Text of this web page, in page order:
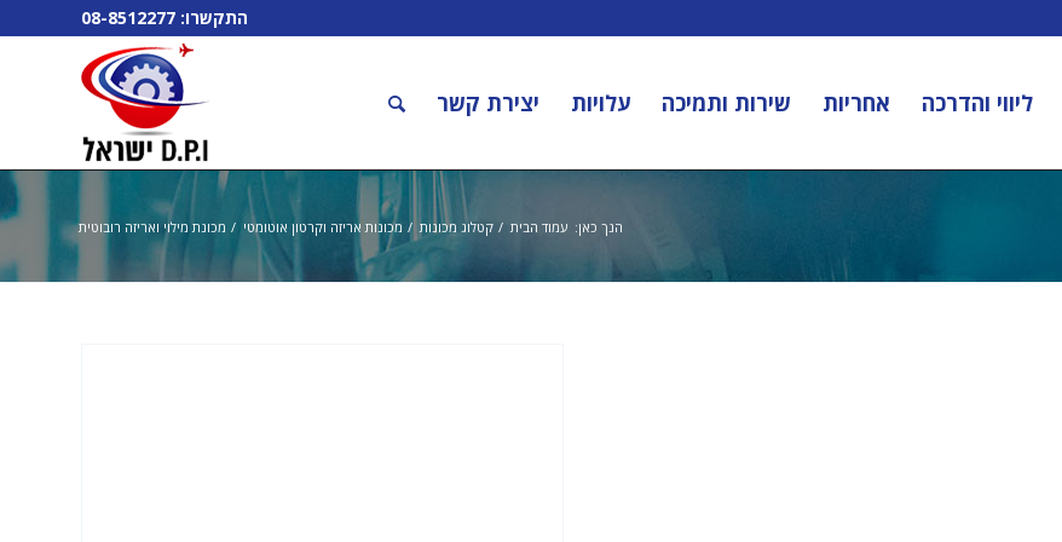
התקשרו: 08-8512277
ליווי והדרכה אחריות שירות ותמיכה עלויות יצירת קשר
הנך כאן: עמוד הבית / קטלוג מכונות / מכונות אריזה וקרטון אוטומטי / מכונת מילוי ואריזה רובוטית